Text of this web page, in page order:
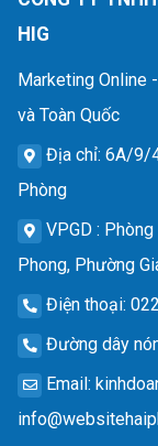
HIG
Marketing Online
và Toàn Quốc
Địa chỉ: 6A/9/
Phòng
VPGD :
Phong, Phường
Điện thoại:
Đường dây
Email: